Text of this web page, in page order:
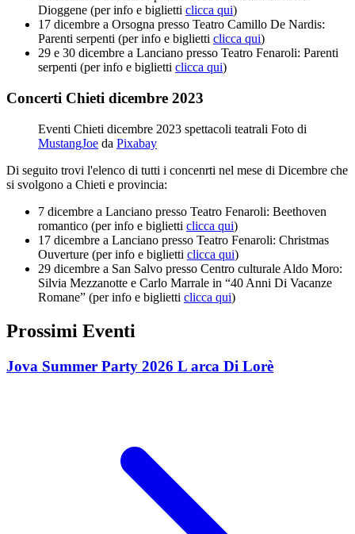
Dioggene (per info e biglietti clicca qui)
17 dicembre a Orsogna presso Teatro Camillo De Nardis:
Parenti serpenti (per info e biglietti clicca qui)
29 e 30 dicembre a Lanciano presso Teatro Fenaroli: Parenti
serpenti (per info e biglietti clicca qui)
Concerti Chieti dicembre 2023
Eventi Chieti dicembre 2023 spettacoli teatrali Foto di
MustangJoe da Pixabay
Di seguito trovi l'elenco di tutti i concenrti nel mese di Dicembre che
si svolgono a Chieti e provincia:
7 dicembre a Lanciano presso Teatro Fenaroli: Beethoven
romantico (per info e biglietti clicca qui)
17 dicembre a Lanciano presso Teatro Fenaroli: Christmas
Ouverture (per info e biglietti clicca qui)
29 dicembre a San Salvo presso Centro culturale Aldo Moro:
Silvia Mezzanotte e Carlo Marrale in “40 Anni Di Vacanze
Romane” (per info e biglietti clicca qui)
Prossimi Eventi
Jova Summer Party 2026 L arca Di Lorè